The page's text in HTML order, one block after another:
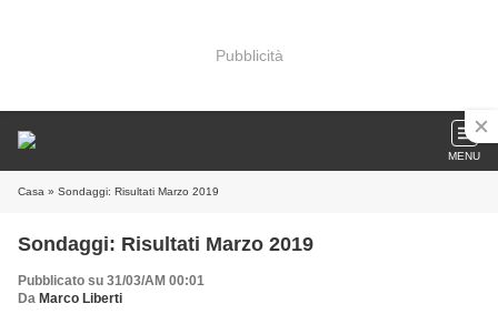
Pubblicità
MENU
Casa » Sondaggi: Risultati Marzo 2019
Sondaggi: Risultati Marzo 2019
Pubblicato su 31/03/AM 00:01
Da Marco Liberti